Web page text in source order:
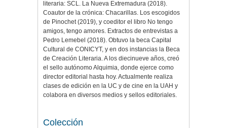
literaria: SCL. La Nueva Extremadura (2018).
Coautor de la crónica: Chacarillas. Los escogidos
de Pinochet (2019), y coeditor el libro No tengo
amigos, tengo amores. Extractos de entrevistas a
Pedro Lemebel (2018). Obtuvo la beca Capital
Cultural de CONICYT, y en dos instancias la Beca
de Creación Literaria. A los diecinueve años, creó
el sello autónomo Alquimia, donde ejerce como
director editorial hasta hoy. Actualmente realiza
clases de edición en la UC y de cine en la UAH y
colabora en diversos medios y sellos editoriales.
Colección